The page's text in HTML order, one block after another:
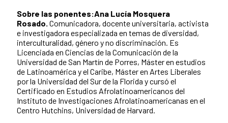
Sobre las ponentes:Ana Lucía Mosquera
Rosado. Comunicadora, docente universitaria, activista
e investigadora especializada en temas de diversidad,
interculturalidad, género y no discriminación. Es
Licenciada en Ciencias de la Comunicación de la
Universidad de San Martín de Porres, Máster en estudios
de Latinoamérica y el Caribe, Máster en Artes Liberales
por la Universidad del Sur de la Florida y cursó el
Certificado en Estudios Afrolatinoamericanos del
Instituto de Investigaciones Afrolatinoamericanas en el
Centro Hutchins, Universidad de Harvard.